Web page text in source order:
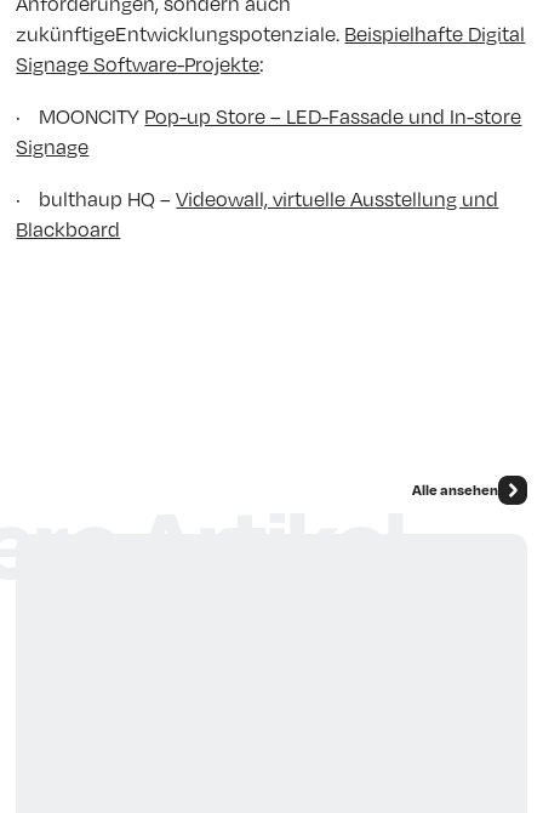
zukünftigeEntwicklungspotenziale. Beispielhafte Digital
Signage Software-Projekte:
· MOONCITY Pop-up Store – LED-Fassade und In-store
Signage
· bulthaup HQ –Videowall, virtuelle Ausstellung und
Blackboard
Alle ansehen